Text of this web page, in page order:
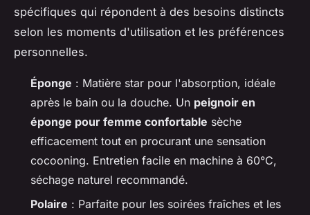
spécifiques qui répondent à des besoins distincts
selon les moments d'utilisation et les préférences
personnelles.
Éponge : Matière star pour l'absorption, idéale
après le bain ou la douche. Un peignoir en
éponge pour femme confortable sèche
efficacement tout en procurant une sensation
cocooning. Entretien facile en machine à 60°C,
séchage naturel recommandé.
Polaire : Parfaite pour les soirées fraîches et les